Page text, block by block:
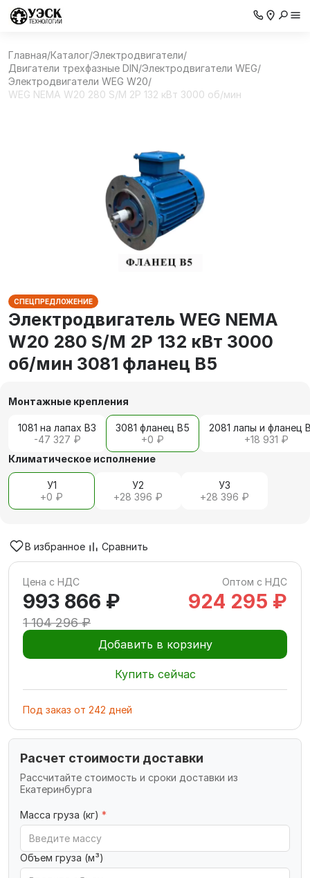
Главная/Каталог/Электродвигатели/
Двигатели трехфазные DIN/Электродвигатели WEG/
Электродвигатели WEG W20/
WEG NEMA W20 280 S/M 2P 132 кВт 3000 об/мин
СПЕЦПРЕДЛОЖЕНИЕ
Электродвигатель WEG NEMA
W20 280 S/M 2P 132 кВт 3000
об/мин 3081 фланец В5
Монтажные крепления
1081 на лапах В3
-47 327 ₽
3081 фланец В5
+0 ₽
2081 лапы и фланец
+18 931 ₽
Климатическое исполнение
У1
+0 ₽
У2
+28 396 ₽
У3
+28 396 ₽
В избранное Сравнить
Цена с НДС Оптом с НДС
993 866 ₽
1 104 296 ₽
924 295 ₽
Добавить в корзину
Купить сейчас
Под заказ от 242 дней
Расчет стоимости доставки
Рассчитайте стоимость и сроки доставки из
Екатеринбурга
Масса груза (кг) *
Объем груза (м³)